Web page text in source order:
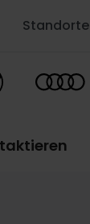
Standorte